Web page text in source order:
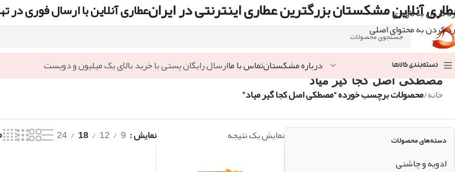
رد کردن به ناوبری
رد کردن به محتوای اصلی
آنلاین مشکستان بزرگترین عطاری اینترنتی در ایرانعطاری آنلاین با ارسال فوری در
دسته‌بندی کالاها درباره مشکستانتماس با ماارسال رایگان پستی با خرید بالای یک میلیون و دویست
مصطکی اصل کجا گیر میاد
خانه/محصولات برچسب خورده “مصطکی اصل کجا گیر میاد”
دسته‌های محصولات
ادویه و چاشنی
نمایش یک نتیجه نمایش 9
12
18
24